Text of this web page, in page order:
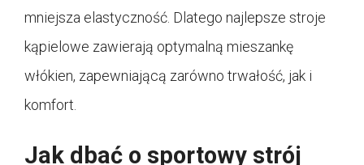
mniejsza elastyczność. Dlatego najlepsze stroje
kąpielowe zawierają optymalną mieszankę
włókien, zapewniającą zarówno trwałość, jak i
komfort.
Jak dbać o sportowy strój